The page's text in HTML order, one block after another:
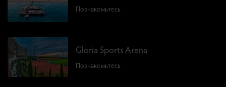
Познакомьтесь
Gloria Sports Arena
Познакомьтесь